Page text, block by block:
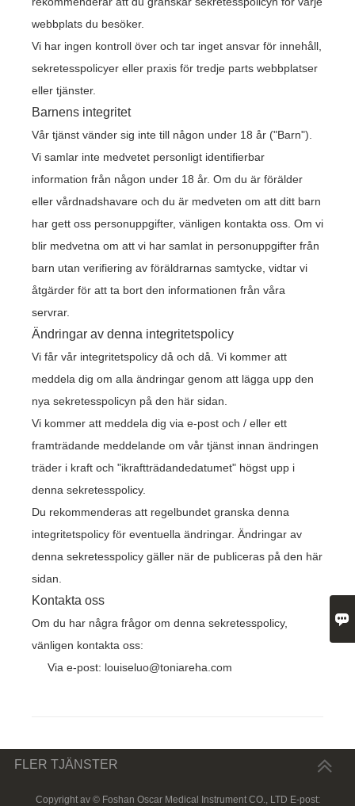
webbplats du besöker.
Vi har ingen kontroll över och tar inget ansvar för innehåll,
sekretesspolicyer eller praxis för tredje parts webbplatser
eller tjänster.
Barnens integritet
Vår tjänst vänder sig inte till någon under 18 år ("Barn").
Vi samlar inte medvetet personligt identifierbar
information från någon under 18 år. Om du är förälder
eller vårdnadshavare och du är medveten om att ditt barn
har gett oss personuppgifter, vänligen kontakta oss. Om vi
blir medvetna om att vi har samlat in personuppgifter från
barn utan verifiering av föräldrarnas samtycke, vidtar vi
åtgärder för att ta bort den informationen från våra
servrar.
Ändringar av denna integritetspolicy
Vi får vår integritetspolicy då och då. Vi kommer att
meddela dig om alla ändringar genom att lägga upp den
nya sekretesspolicyn på den här sidan.
Vi kommer att meddela dig via e-post och / eller ett
framträdande meddelande om vår tjänst innan ändringen
träder i kraft och "ikraftträdandedatumet" högst upp i
denna sekretesspolicy.
Du rekommenderas att regelbundet granska denna
integritetspolicy för eventuella ändringar. Ändringar av
denna sekretesspolicy gäller när de publiceras på den här
sidan.
Kontakta oss
Om du har några frågor om denna sekretesspolicy,
vänligen kontakta oss:
Via e-post: louiseluo@toniareha.com
FLER TJÄNSTER
Copyright av © Foshan Oscar Medical Instrument CO., LTD E-post:
